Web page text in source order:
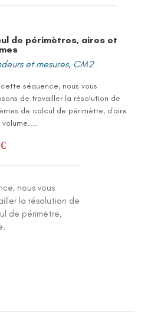
de périmètres, aires et
et mesures, CM2
cette séquence, nous vous
de travailler la résolution de
de calcul de périmètre, d'aire
€
nous vous
la résolution de
de périmètre,